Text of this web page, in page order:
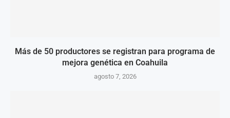
Más de 50 productores se registran para programa de
mejora genética en Coahuila
agosto 7, 2026